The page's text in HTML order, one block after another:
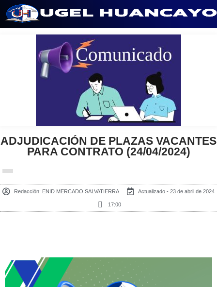
ADJUDICACIÓN DE PLAZAS VACANTES
PARA CONTRATO (24/04/2024)
Redacción: ENID MERCADO SALVATIERRA Actualizado - 23 de abril de 2024
17:00